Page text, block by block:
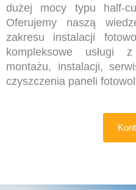
dużej mocy typu half-
Oferujemy naszą
zakresu instalacji
kompleksowe usługi
montażu, instalacji,
czyszczenia paneli